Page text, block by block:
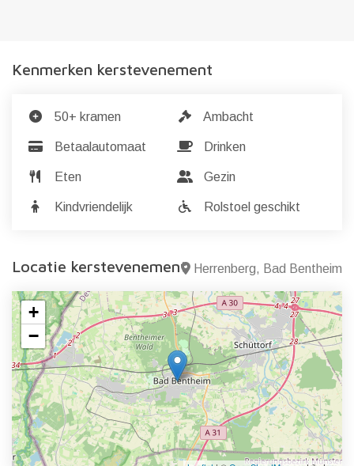
Kenmerken kerstevenement
50+ kramen Ambacht
Betaalautomaat Drinken
Eten Gezin
Kindvriendelijk Rolstoel geschikt
Locatie kerstevenement Herrenberg, Bad Bentheim
+
−